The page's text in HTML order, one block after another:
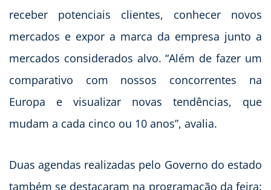
receber potenciais clientes, conhecer novos
mercados e expor a marca da empresa junto a
mercados considerados alvo. “Além de fazer um
comparativo com nossos concorrentes na
Europa e visualizar novas tendências, que
mudam a cada cinco ou 10 anos”, avalia.
Duas agendas realizadas pelo Governo do estado
também se destacaram na programação da feira: